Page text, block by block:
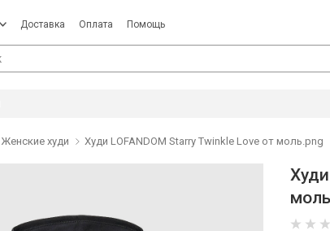
Доставка Оплата Помощь
Женские худи Худи LOFANDOM Starry Twinkle Love от моль.png